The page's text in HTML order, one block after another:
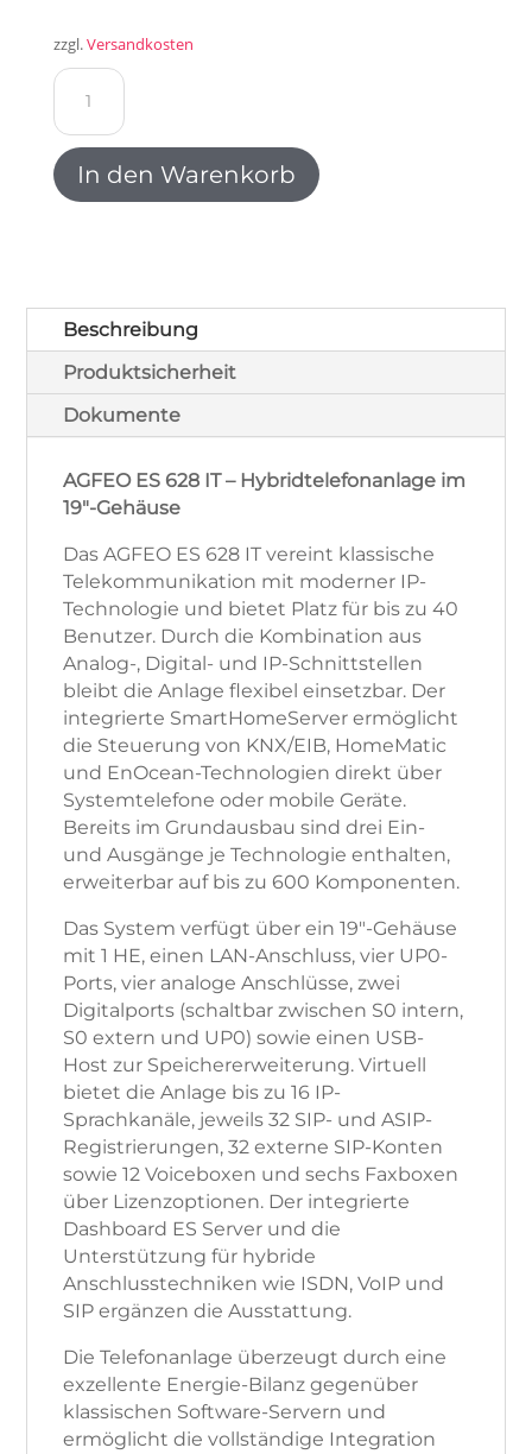
zzgl.Versandkosten
AGFEO
628
IT
TK-
In den Warenkorb
Beschreibung
Produktsicherheit
Dokumente
AGFEO ES 628 IT – Hybridtelefonanlage im
19"-Gehäuse
Das AGFEO ES 628 IT vereint klassische
Telekommunikation mit moderner IP-
Technologie und bietet Platz für bis zu 40
Benutzer. Durch die Kombination aus
Analog-, Digital- und IP-Schnittstellen
bleibt die Anlage flexibel einsetzbar. Der
integrierte SmartHomeServer ermöglicht
die Steuerung von KNX/EIB, HomeMatic
und EnOcean-Technologien direkt über
Systemtelefone oder mobile Geräte.
Bereits im Grundausbau sind drei Ein-
und Ausgänge je Technologie enthalten,
erweiterbar auf bis zu 600 Komponenten.
Das System verfügt über ein 19"-Gehäuse
mit 1 HE, einen LAN-Anschluss, vier UP0-
Ports, vier analoge Anschlüsse, zwei
Digitalports (schaltbar zwischen S0 intern,
S0 extern und UP0) sowie einen USB-
Host zur Speichererweiterung. Virtuell
bietet die Anlage bis zu 16 IP-
Sprachkanäle, jeweils 32 SIP- und ASIP-
Registrierungen, 32 externe SIP-Konten
sowie 12 Voiceboxen und sechs Faxboxen
über Lizenzoptionen. Der integrierte
Dashboard ES Server und die
Unterstützung für hybride
Anschlusstechniken wie ISDN, VoIP und
SIP ergänzen die Ausstattung.
Die Telefonanlage überzeugt durch eine
exzellente Energie-Bilanz gegenüber
klassischen Software-Servern und
ermöglicht die vollständige Integration